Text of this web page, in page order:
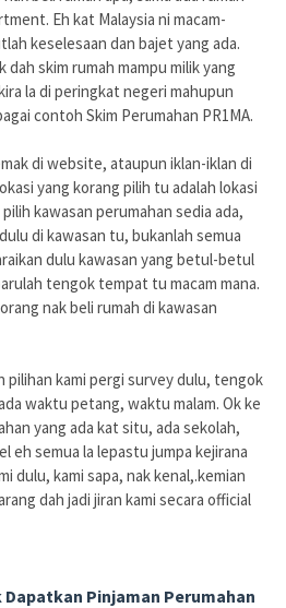
Eh kat Malaysia ni macam-
keselesaan dan bajet yang ada.
dah skim rumah mampu milik yang
la di peringkat negeri mahupun
contoh Skim Perumahan PR1MA.
di website, ataupun iklan-iklan di
yang korang pilih tu adalah lokasi
kawasan perumahan sedia ada,
di kawasan tu, bukanlah semua
dulu kawasan yang betul-betul
tengok tempat tu macam mana.
nak beli rumah di kawasan
pilihan kami pergi survey dulu, tengok
waktu petang, waktu malam. Ok ke
yang ada kat situ, ada sekolah,
eh semua la lepastu jumpa kejirana
dulu, kami sapa, nak kenal,.kemian
dah jadi jiran kami secara official
Pinjaman Perumahan